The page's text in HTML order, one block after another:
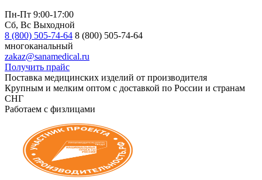
Пн-Пт 9:00-17:00
Сб, Вс Выходной
8 (800) 505-74-64 8 (800) 505-74-64
многоканальный
zakaz@sanamedical.ru
Получить прайс
Поставка медицинских изделий от производителя
Крупным и мелким оптом с доставкой по России и странам
СНГ
Работаем с физлицами